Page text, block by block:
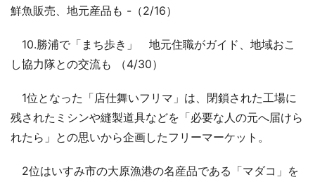
鮮魚販売、地元産品も -（2/16）
10.勝浦で「まち歩き」 地元住職がガイド、地域おこ
し協力隊との交流も （4/30）
1位となった「店仕舞いフリマ」は、閉鎖された工場に
残されたミシンや縫製道具などを「必要な人の元へ届けら
れたら」との思いから企画したフリーマーケット。
2位はいすみ市の大原漁港の名産品である「マダコ」を